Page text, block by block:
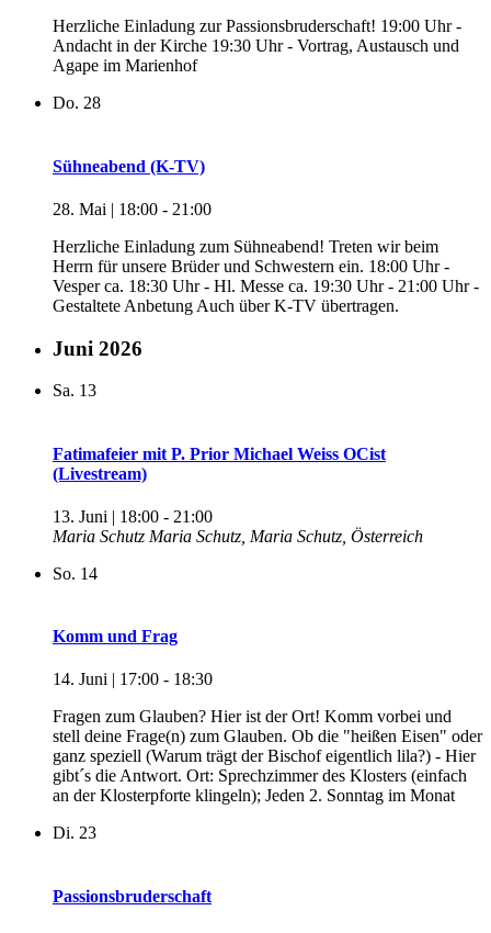
Herzliche Einladung zur Passionsbruderschaft! 19:00 Uhr -
Andacht in der Kirche 19:30 Uhr - Vortrag, Austausch und
Agape im Marienhof
Do. 28
Sühneabend (K-TV)
28. Mai | 18:00 - 21:00
Herzliche Einladung zum Sühneabend! Treten wir beim
Herrn für unsere Brüder und Schwestern ein. 18:00 Uhr -
Vesper ca. 18:30 Uhr - Hl. Messe ca. 19:30 Uhr - 21:00 Uhr -
Gestaltete Anbetung Auch über K-TV übertragen.
Juni 2026
Sa. 13
Fatimafeier mit P. Prior Michael Weiss OCist
(Livestream)
13. Juni | 18:00 - 21:00
Maria Schutz Maria Schutz, Maria Schutz, Österreich
So. 14
Komm und Frag
14. Juni | 17:00 - 18:30
Fragen zum Glauben? Hier ist der Ort! Komm vorbei und
stell deine Frage(n) zum Glauben. Ob die "heißen Eisen" oder
ganz speziell (Warum trägt der Bischof eigentlich lila?) - Hier
gibt´s die Antwort. Ort: Sprechzimmer des Klosters (einfach
an der Klosterpforte klingeln); Jeden 2. Sonntag im Monat
Di. 23
Passionsbruderschaft